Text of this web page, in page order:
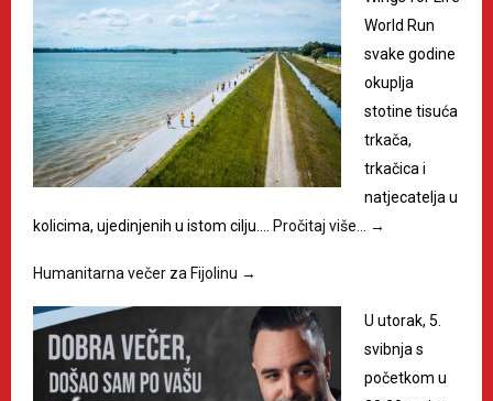
World Run
svake godine
okuplja
stotine tisuća
trkača,
trkačica i
natjecatelja u
kolicima, ujedinjenih u istom cilju.…
Pročitaj više… →
Humanitarna večer za Fijolinu →
U utorak, 5.
svibnja s
početkom u